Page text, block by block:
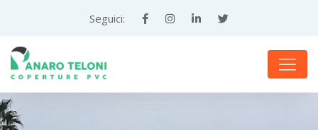
e
Coperture
in
Seguici: